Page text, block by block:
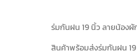
ร่มกันฝน 19 นิ้ว ลายน้อง
สินค้าพร้อมส่งร่มกันฝน